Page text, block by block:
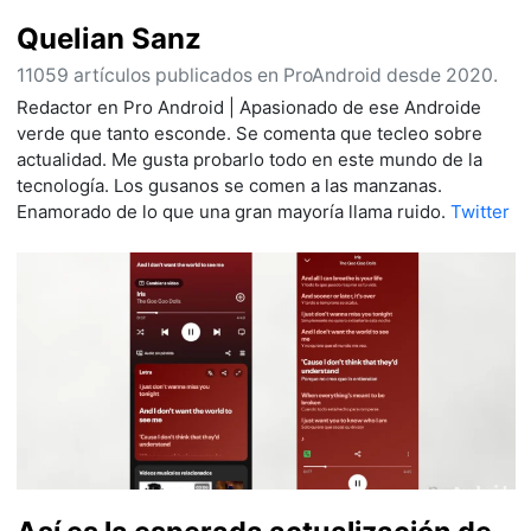
Quelian Sanz
11059 artículos publicados en ProAndroid desde 2020.
Redactor en Pro Android | Apasionado de ese Androide
verde que tanto esconde. Se comenta que tecleo sobre
actualidad. Me gusta probarlo todo en este mundo de la
tecnología. Los gusanos se comen a las manzanas.
Enamorado de lo que una gran mayoría llama ruido. Twitter